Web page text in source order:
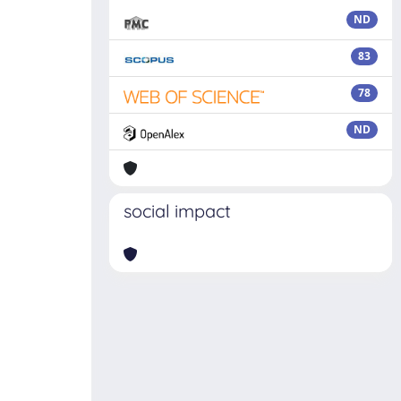
ND
83
78
ND
social impact